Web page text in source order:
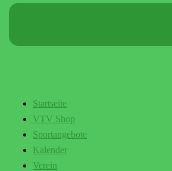
Startseite
VTV Shop
Sportangebote
Kalender
Verein